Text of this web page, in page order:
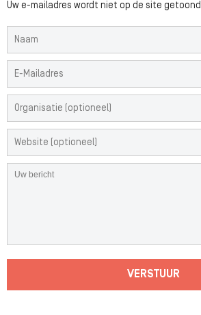
Uw e-mailadres wordt niet op de site getoond
VERSTUUR